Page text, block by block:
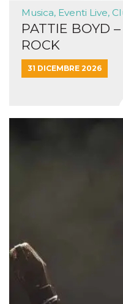
Musica, Eventi Live,
PATTIE BOYD
ROCK
31 DICEMBRE 2026